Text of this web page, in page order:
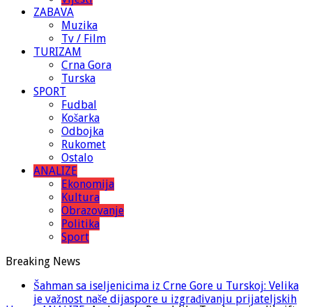
ZABAVA
Muzika
Tv / Film
TURIZAM
Crna Gora
Turska
SPORT
Fudbal
Košarka
Odbojka
Rukomet
Ostalo
ANALIZE
Ekonomija
Kultura
Obrazovanje
Politika
Sport
Breaking News
Šahman sa iseljenicima iz Crne Gore u Turskoj: Velika
je važnost naše dijaspore u izgrađivanju prijateljskih